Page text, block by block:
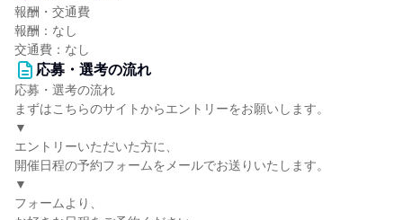
報酬・交通費
報酬：なし
交通費：なし
応募・選考の流れ
応募・選考の流れ
まずはこちらのサイトからエントリーをお願いします。
▼
エントリーいただいた方に、
開催日程の予約フォームをメールでお送りいたします。
▼
フォームより、